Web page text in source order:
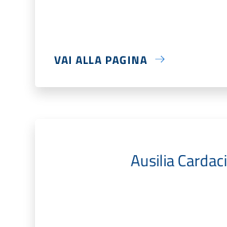
VAI ALLA PAGINA
Ausilia Cardaci